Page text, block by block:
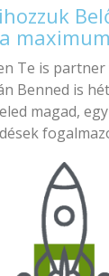
a
Te is
Benned is
magad,